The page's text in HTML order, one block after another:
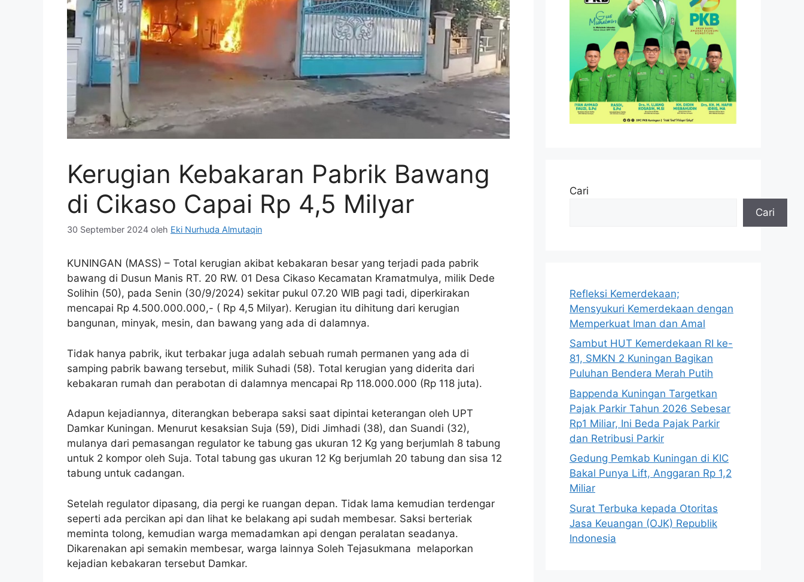
Kerugian Kebakaran Pabrik Bawang
di Cikaso Capai Rp 4,5 Milyar
30 September 2024 oleh Eki Nurhuda Almutaqin
KUNINGAN (MASS) – Total kerugian akibat kebakaran besar yang terjadi pada pabrik
bawang di Dusun Manis RT. 20 RW. 01 Desa Cikaso Kecamatan Kramatmulya, milik Dede
Solihin (50), pada Senin (30/9/2024) sekitar pukul 07.20 WIB pagi tadi, diperkirakan
mencapai Rp 4.500.000.000,- ( Rp 4,5 Milyar). Kerugian itu dihitung dari kerugian
bangunan, minyak, mesin, dan bawang yang ada di dalamnya.
Tidak hanya pabrik, ikut terbakar juga adalah sebuah rumah permanen yang ada di
samping pabrik bawang tersebut, milik Suhadi (58). Total kerugian yang diderita dari
kebakaran rumah dan perabotan di dalamnya mencapai Rp 118.000.000 (Rp 118 juta).
Adapun kejadiannya, diterangkan beberapa saksi saat dipintai keterangan oleh UPT
Damkar Kuningan. Menurut kesaksian Suja (59), Didi Jimhadi (38), dan Suandi (32),
mulanya dari pemasangan regulator ke tabung gas ukuran 12 Kg yang berjumlah 8 tabung
untuk 2 kompor oleh Suja. Total tabung gas ukuran 12 Kg berjumlah 20 tabung dan sisa 12
tabung untuk cadangan.
Setelah regulator dipasang, dia pergi ke ruangan depan. Tidak lama kemudian terdengar
seperti ada percikan api dan lihat ke belakang api sudah membesar. Saksi berteriak
meminta tolong, kemudian warga memadamkan api dengan peralatan seadanya.
Dikarenakan api semakin membesar, warga lainnya Soleh Tejasukmana melaporkan
kejadian kebakaran tersebut Damkar.
Cari
Cari
Refleksi Kemerdekaan;
Mensyukuri Kemerdekaan dengan
Memperkuat Iman dan Amal
Sambut HUT Kemerdekaan RI ke-
81, SMKN 2 Kuningan Bagikan
Puluhan Bendera Merah Putih
Bappenda Kuningan Targetkan
Pajak Parkir Tahun 2026 Sebesar
Rp1 Miliar, Ini Beda Pajak Parkir
dan Retribusi Parkir
Gedung Pemkab Kuningan di KIC
Bakal Punya Lift, Anggaran Rp 1,2
Miliar
Surat Terbuka kepada Otoritas
Jasa Keuangan (OJK) Republik
Indonesia